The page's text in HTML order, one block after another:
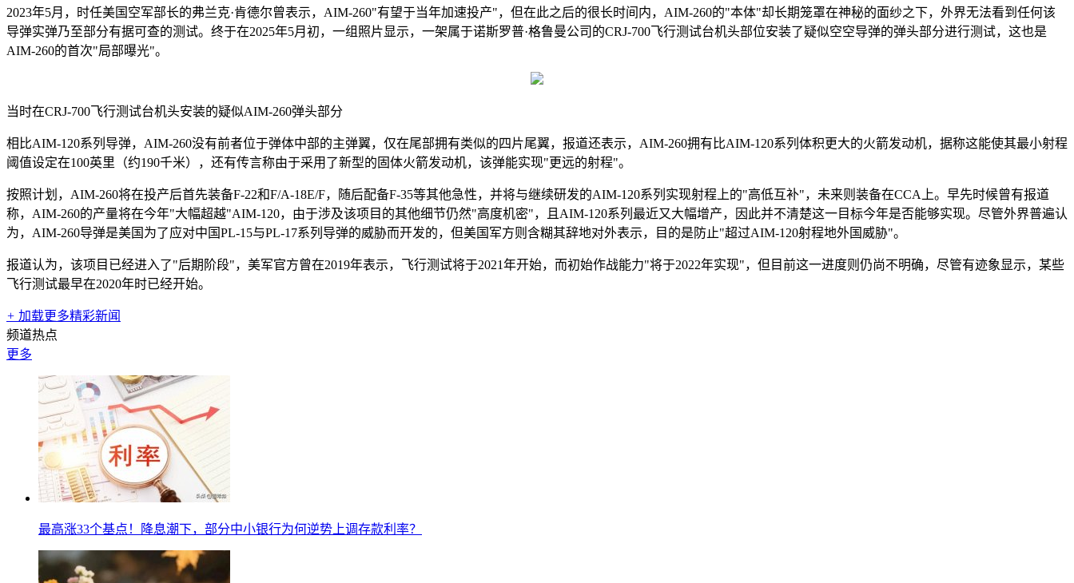
2023年5月，时任美国空军部长的弗兰克·肯德尔曾表示，AIM-260"有望于当年加速投产"，但在此之后的很长时间内，AIM-260的"本体"却长期笼罩在神秘的面纱之下，外界无法看到任何该
导弹实弹乃至部分有据可查的测试。终于在2025年5月初，一组照片显示，一架属于诺斯罗普·格鲁曼公司的CRJ-700飞行测试台机头部位安装了疑似空空导弹的弹头部分进行测试，这也是
AIM-260的首次"局部曝光"。
当时在CRJ-700飞行测试台机头安装的疑似AIM-260弹头部分
相比AIM-120系列导弹，AIM-260没有前者位于弹体中部的主弹翼，仅在尾部拥有类似的四片尾翼，报道还表示，AIM-260拥有比AIM-120系列体积更大的火箭发动机，据称这能使其最小射程
阈值设定在100英里（约190千米），还有传言称由于采用了新型的固体火箭发动机，该弹能实现"更远的射程"。
按照计划，AIM-260将在投产后首先装备F-22和F/A-18E/F，随后配备F-35等其他急性，并将与继续研发的AIM-120系列实现射程上的"高低互补"，未来则装备在CCA上。早先时候曾有报道
称，AIM-260的产量将在今年"大幅超越"AIM-120，由于涉及该项目的其他细节仍然"高度机密"，且AIM-120系列最近又大幅增产，因此并不清楚这一目标今年是否能够实现。尽管外界普遍认
为，AIM-260导弹是美国为了应对中国PL-15与PL-17系列导弹的威胁而开发的，但美国军方则含糊其辞地对外表示，目的是防止"超过AIM-120射程地外国威胁"。
报道认为，该项目已经进入了"后期阶段"，美军官方曾在2019年表示，飞行测试将于2021年开始，而初始作战能力"将于2022年实现"，但目前这一进度则仍尚不明确，尽管有迹象显示，某些
飞行测试最早在2020年时已经开始。
+ 加载更多精彩新闻
频道热点
更多
最高涨33个基点！降息潮下，部分中小银行为何逆势上调存款利率？